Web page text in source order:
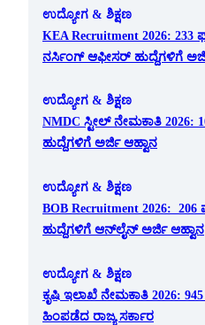
ಉದ್ಯೋಗ & ಶಿಕ್ಷಣ
KEA Recruitment 2026:
ನರ್ಸಿಂಗ್ ಆಫೀಸರ್ ಹುದ್ದೆಗಳಿಗೆ
ಉದ್ಯೋಗ & ಶಿಕ್ಷಣ
NMDC ಸ್ಟೀಲ್ ನೇಮಕಾತಿ 2026:
ಹುದ್ದೆಗಳಿಗೆ ಅರ್ಜಿ ಆಹ್ವಾನ
ಉದ್ಯೋಗ & ಶಿಕ್ಷಣ
BOB Recruitment 2026:
ಹುದ್ದೆಗಳಿಗೆ ಆನ್‌ಲೈನ್ ಅರ್ಜಿ ಆಹ್ವಾನ
ಉದ್ಯೋಗ & ಶಿಕ್ಷಣ
ಕೃಷಿ ಇಲಾಖೆ ನೇಮಕಾತಿ 2026:
ಹಿಂಪಡೆದ ರಾಜ್ಯ ಸರ್ಕಾರ